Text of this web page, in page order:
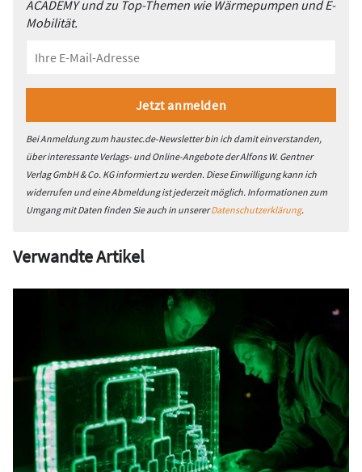
ACADEMY und zu Top-Themen wie Wärmepumpen und E-
Mobilität.
Bei Anmeldung zum haustec.de-Newsletter bin ich damit einverstanden,
über interessante Verlags- und Online-Angebote der Alfons W. Gentner
Verlag GmbH & Co. KG informiert zu werden. Diese Einwilligung kann ich
widerrufen und eine Abmeldung ist jederzeit möglich. Informationen zum
Umgang mit Daten finden Sie auch in unsererDatenschutzerklärung.
Verwandte Artikel